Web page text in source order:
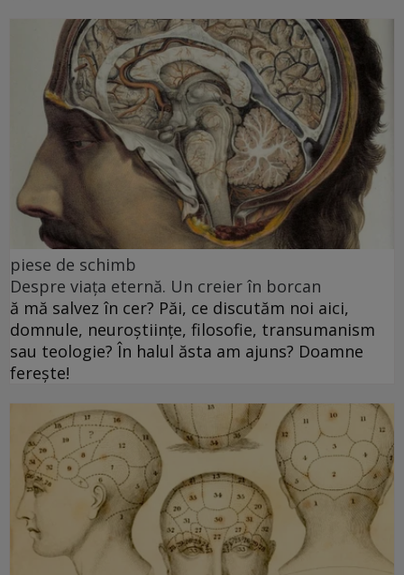
piese de schimb
Despre viața eternă. Un creier în borcan
ă mă salvez în cer? Păi, ce discutăm noi aici,
domnule, neuroștiințe, filosofie, transumanism
sau teologie? În halul ăsta am ajuns? Doamne
ferește!